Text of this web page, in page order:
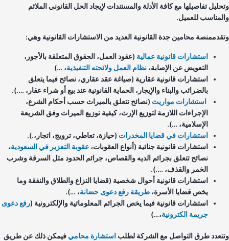
تفاصيلها مع كافة الأدلة والمستندات لإيجاد الحل القانوني الملائم
للعميل.
محامين جدة القانونية العديد من الاستشارات القانونية وهي:
استشارات قانونية عمالية(عقود العمل، الحقوق المتعلقة بالأجور،
التعويض عن الإصابة،نظام العمل ولائحته التنفيذية، …)
استشارات قانونية عقارية (صياغة عقد عقاري، نصائح فيما يتعلق
بالضرائب والبناء والإيجار، الحماية القانونية عند بيع أو شراء عقار، ….).
استشارات مواريث(نصائح تتعلق بالميراث حسب أحكام الشرع،
الإجراءات اللازمة لتوزيع الإرث، كيفية توزيع الميراث وفق الشريعة
الإسلامية، …).
استشارات في قضايا المخدرات(حيازة، تعاطي، ترويج، اتجار،.).
استشارات قانونية جنائية (أنواع العقوبات،عقوبة التعزير في السعودية،
نصائح تتعلق بجرائم الديه والقصاص، جرائم الحدود مثل السرقة وشرب
الخمر والقذف، ….).
استشارات قانونية أحوال شخصية (قضايا النزاع والطلاق والنفقة وما
يخص قضايا الأسرة،طريقة رفع دعوى حضانة، …).
استشارات قانونية فيما يخص الجرائم المعلوماتية والإلكترونية (رفع دعوى
جريمة الكترونية،…)
طرق التواصل مع الشركة لطلباستشارة محاميفيمكن ذلك عن طريق